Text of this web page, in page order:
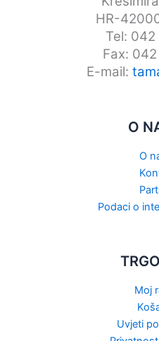
HR-
Tel:
Fax:
E-mail:
O
O
Podaci o
Moj
Uvjeti